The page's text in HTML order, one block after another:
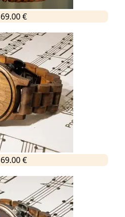
69.00 €
69.00 €